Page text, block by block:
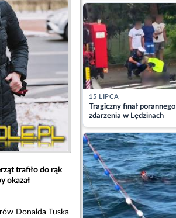
trafiło do rąk
okazał
Donalda Tuska
15 LIPCA
Tragiczny finał porannego
zdarzenia w Lędzinach